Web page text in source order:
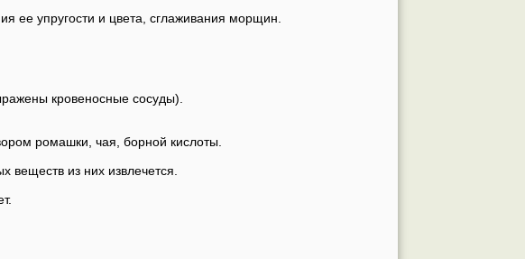
ее упругости и цвета, сглаживания морщин.
кровеносные сосуды).
ромашки, чая, борной кислоты.
веществ из них извлечется.